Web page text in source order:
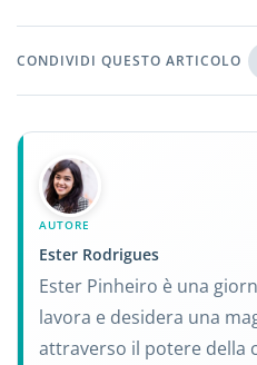
CONDIVIDI QUESTO ARTICOLO
AUTORE
Ester Rodrigues
Ester Pinheiro è una
lavora e desidera una
attraverso il potere della